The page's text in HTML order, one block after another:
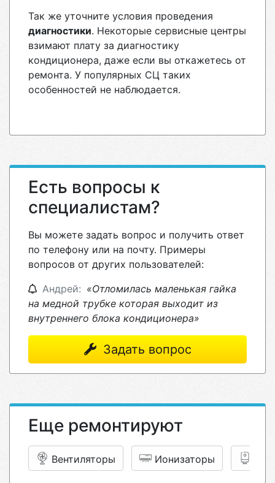
Так же уточните условия проведения
диагностики. Некоторые сервисные центры
взимают плату за диагностику
кондиционера, даже если вы откажетесь от
ремонта. У популярных СЦ таких
особенностей не наблюдается.
Есть вопросы к
специалистам?
Вы можете задать вопрос и получить ответ
по телефону или на почту. Примеры
вопросов от других пользователей:
Андрей: «Отломилась маленькая гайка
на медной трубке которая выходит из
внутреннего блока кондиционера»
Задать вопрос
Еще ремонтируют
Вентиляторы Ионизаторы